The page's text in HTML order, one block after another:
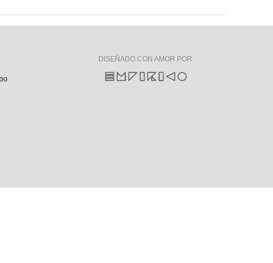
DISEÑADO CON AMOR POR